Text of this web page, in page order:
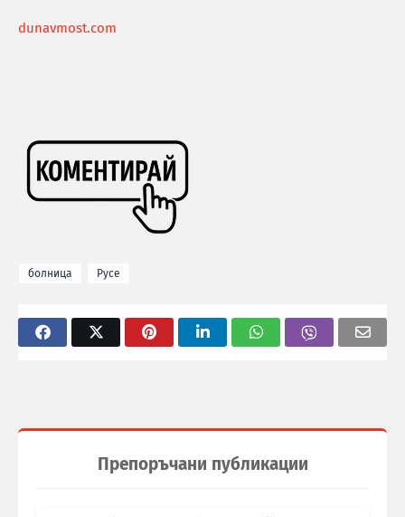
dunavmost.com
болница Русе
Препоръчани публикации